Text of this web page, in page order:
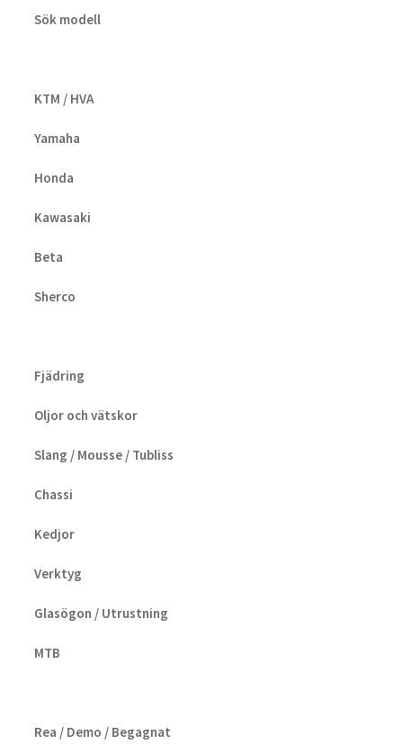
Sök modell
KTM / HVA
Yamaha
Honda
Kawasaki
Beta
Sherco
Fjädring
Oljor och vätskor
Slang / Mousse / Tubliss
Chassi
Kedjor
Verktyg
Glasögon / Utrustning
MTB
Rea / Demo / Begagnat